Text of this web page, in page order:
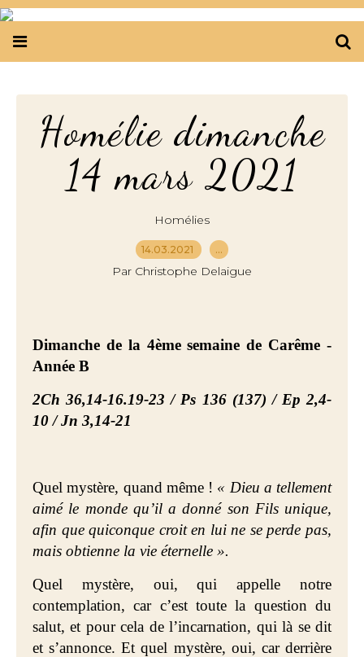
Homélie dimanche
14 mars 2021
Homélies
14.03.2021 …
Par Christophe Delaigue
Dimanche de la 4ème semaine de Carême -
Année B
2Ch 36,14-16.19-23 / Ps 136 (137) / Ep 2,4-
10 / Jn 3,14-21
Quel mystère, quand même ! « Dieu a tellement
aimé le monde qu’il a donné son Fils unique,
afin que quiconque croit en lui ne se perde pas,
mais obtienne la vie éternelle ».
Quel mystère, oui, qui appelle notre
contemplation, car c’est toute la question du
salut, et pour cela de l’incarnation, qui là se dit
et s’annonce. Et quel mystère, oui, car derrière